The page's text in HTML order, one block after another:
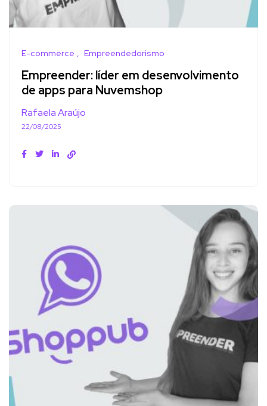
E-commerce Empreendedorismo
Empreender: líder em desenvolvimento
de apps para Nuvemshop
Rafaela Araújo
22/08/2025